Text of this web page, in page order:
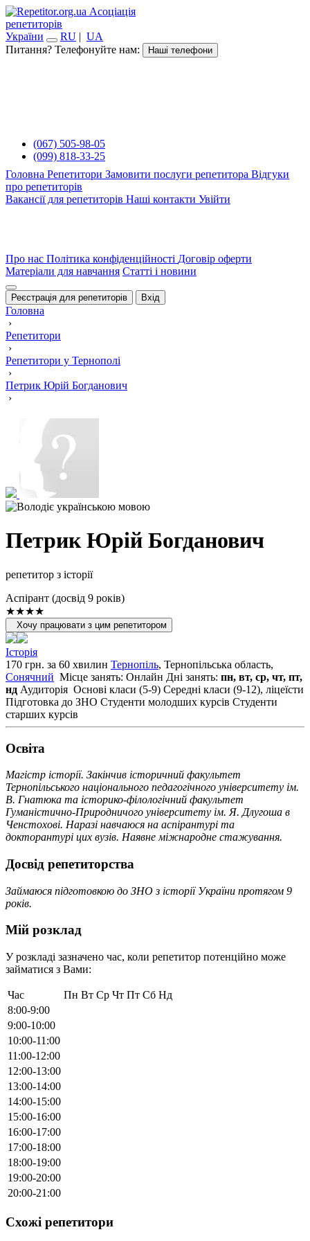
Асоціація
репетиторів
України
RU | UA
Питання? Телефонуйте нам:
Наші телефони
(067) 505-98-05
(099) 818-33-25
Головна Репетитори Замовити послуги репетитора Відгуки
про репетиторів
Вакансії для репетиторів Наші контакти Увійти
Про нас Політика конфіденційності Договір оферти
Матеріали для навчання Статті і новини
Реєстрація для репетиторів Вхід
Головна
›
Репетитори
›
Репетитори у Тернополі
›
Петрик Юрій Богданович
›
Петрик Юрій Богданович
репетитор з історії
Аспірант (досвід 9 років)
★★★★
Хочу працювати з цим репетитором
Історія
170 грн. за 60 хвилин Тернопіль, Тернопільська область,
Сонячний Місце занять: Онлайн Дні занять: пн, вт, ср, чт, пт,
нд Аудиторія Основі класи (5-9) Середні класи (9-12), ліцеїсти
Підготовка до ЗНО Студенти молодших курсів Студенти
старших курсів
Освiта
Магістр історії. Закінчив історичний факультет
Тернопільського національного педагогічного університету ім.
В. Гнатюка та історико-філологічний факультет
Гуманістично-Природничого університету ім. Я. Длугоша в
Ченстохові. Наразі навчаюся на аспірантурі та
докторантурі цих вузів. Наявне міжнародне стажування.
Досвід репетиторства
Займаюся підготовкою до ЗНО з історії України протягом 9
років.
Мій розклад
У розкладі зазначено час, коли репетитор потенційно може
займатися з Вами:
Час Пн Вт Ср Чт Пт Сб Нд
8:00-9:00
9:00-10:00
10:00-11:00
11:00-12:00
12:00-13:00
13:00-14:00
14:00-15:00
15:00-16:00
16:00-17:00
17:00-18:00
18:00-19:00
19:00-20:00
20:00-21:00
Схожі репетитори